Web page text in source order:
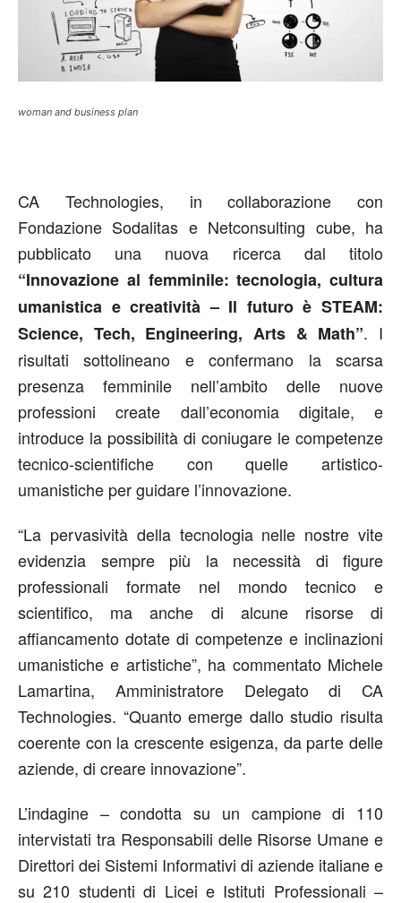
woman and business plan
CA Technologies, in collaborazione con
Fondazione Sodalitas e Netconsulting cube, ha
pubblicato una nuova ricerca dal titolo
“Innovazione al femminile: tecnologia, cultura
umanistica e creatività – Il futuro è STEAM:
Science, Tech, Engineering, Arts & Math”. I
risultati sottolineano e confermano la scarsa
presenza femminile nell’ambito delle nuove
professioni create dall’economia digitale, e
introduce la possibilità di coniugare le competenze
tecnico-scientifiche con quelle artistico-
umanistiche per guidare l’innovazione.
“La pervasività della tecnologia nelle nostre vite
evidenzia sempre più la necessità di figure
professionali formate nel mondo tecnico e
scientifico, ma anche di alcune risorse di
affiancamento dotate di competenze e inclinazioni
umanistiche e artistiche”, ha commentato Michele
Lamartina, Amministratore Delegato di CA
Technologies. “Quanto emerge dallo studio risulta
coerente con la crescente esigenza, da parte delle
aziende, di creare innovazione”.
L’indagine – condotta su un campione di 110
intervistati tra Responsabili delle Risorse Umane e
Direttori dei Sistemi Informativi di aziende italiane e
su 210 studenti di Licei e Istituti Professionali –